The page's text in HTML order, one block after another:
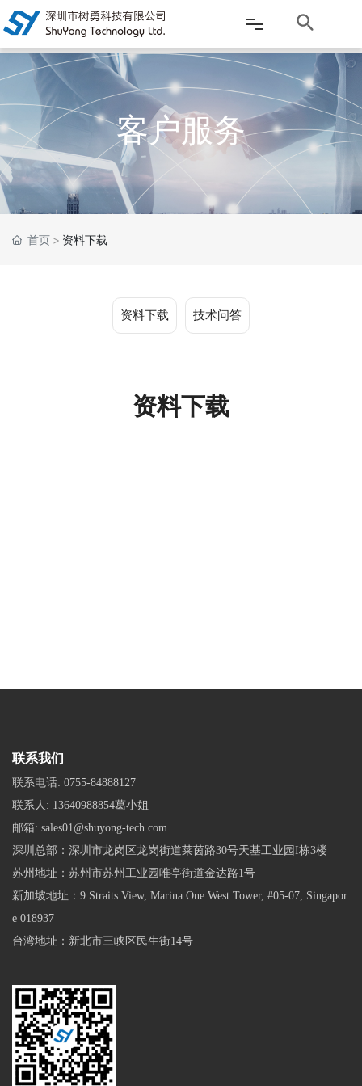
网站首页
公司介绍
产品中心
新闻资讯
客户服务
首页 资料下载
资料下载 技术问答
资料下载
联系我们
联系电话: 0755-84888127
联系人: 13640988854葛小姐
邮箱: sales01@shuyong-tech.com
深圳总部：深圳市龙岗区龙岗街道莱茵路30号天基工业园I栋3楼
苏州地址：苏州市苏州工业园唯亭街道金达路1号
新加坡地址：9 Straits View, Marina One West Tower, #05-07, Singapor
e 018937
台湾地址：新北市三峡区民生街14号